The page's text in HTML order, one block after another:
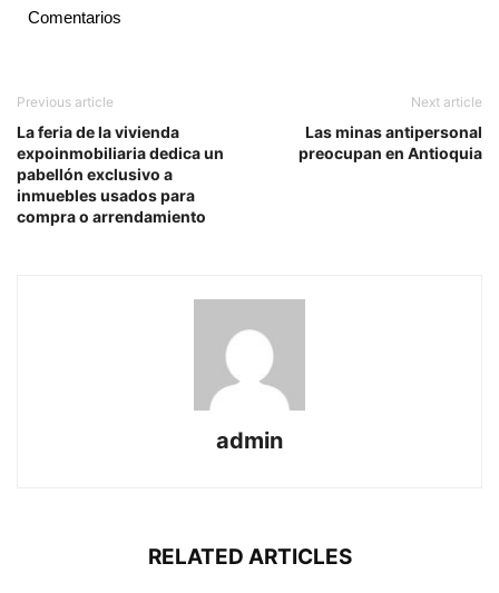
Comentarios
Previous article
La feria de la vivienda
expoinmobiliaria dedica un
pabellón exclusivo a
inmuebles usados para
compra o arrendamiento
Next article
Las minas antipersonal
preocupan en Antioquia
admin
RELATED ARTICLES